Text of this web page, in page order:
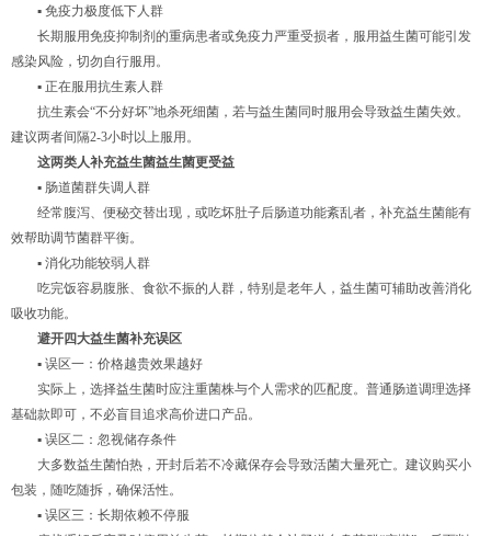
▪ 免疫力极度低下人群
长期服用免疫抑制剂的重病患者或免疫力严重受损者，服用益生菌可能引发
感染风险，切勿自行服用。
▪ 正在服用抗生素人群
抗生素会“不分好坏”地杀死细菌，若与益生菌同时服用会导致益生菌失效。
建议两者间隔2-3小时以上服用。
这两类人补充益生菌益生菌更受益
▪ 肠道菌群失调人群
经常腹泻、便秘交替出现，或吃坏肚子后肠道功能紊乱者，补充益生菌能有
效帮助调节菌群平衡。
▪ 消化功能较弱人群
吃完饭容易腹胀、食欲不振的人群，特别是老年人，益生菌可辅助改善消化
吸收功能。
避开四大益生菌补充误区
▪ 误区一：价格越贵效果越好
实际上，选择益生菌时应注重菌株与个人需求的匹配度。普通肠道调理选择
基础款即可，不必盲目追求高价进口产品。
▪ 误区二：忽视储存条件
大多数益生菌怕热，开封后若不冷藏保存会导致活菌大量死亡。建议购买小
包装，随吃随拆，确保活性。
▪ 误区三：长期依赖不停服